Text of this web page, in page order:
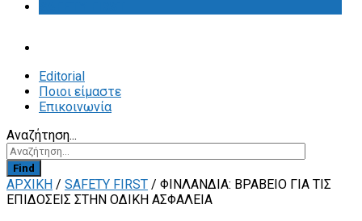
Editorial
Ποιοι είμαστε
Επικοινωνία
Αναζήτηση...
Find
ΑΡΧΙΚΗ / SAFETY FIRST / ΦΙΝΛΑΝΔΊΑ: ΒΡΑΒΕΊΟ ΓΙΑ ΤΙΣ
ΕΠΙΔΌΣΕΙΣ ΣΤΗΝ ΟΔΙΚΉ ΑΣΦΆΛΕΙΑ